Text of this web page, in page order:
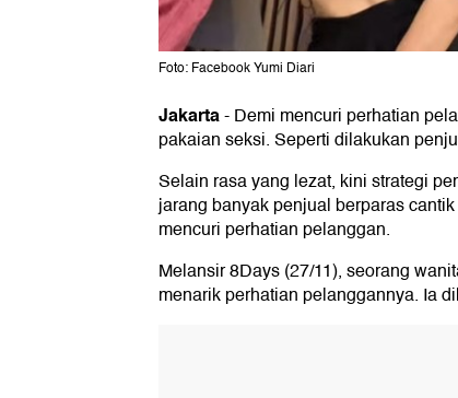
Foto: Facebook Yumi Diari
Jakarta-Demi mencuri perhatian
pakaian seksi. Seperti dilakukan
Selain rasa yang lezat, kini strategi
jarang banyak penjual berparas
mencuri perhatian pelanggan.
Melansir 8Days (27/11), seorang
menarik perhatian pelanggannya. Ia